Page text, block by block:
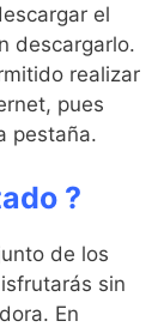
el
descargarlo.
realizar
pues
pestaña.
?
de los
sin
En